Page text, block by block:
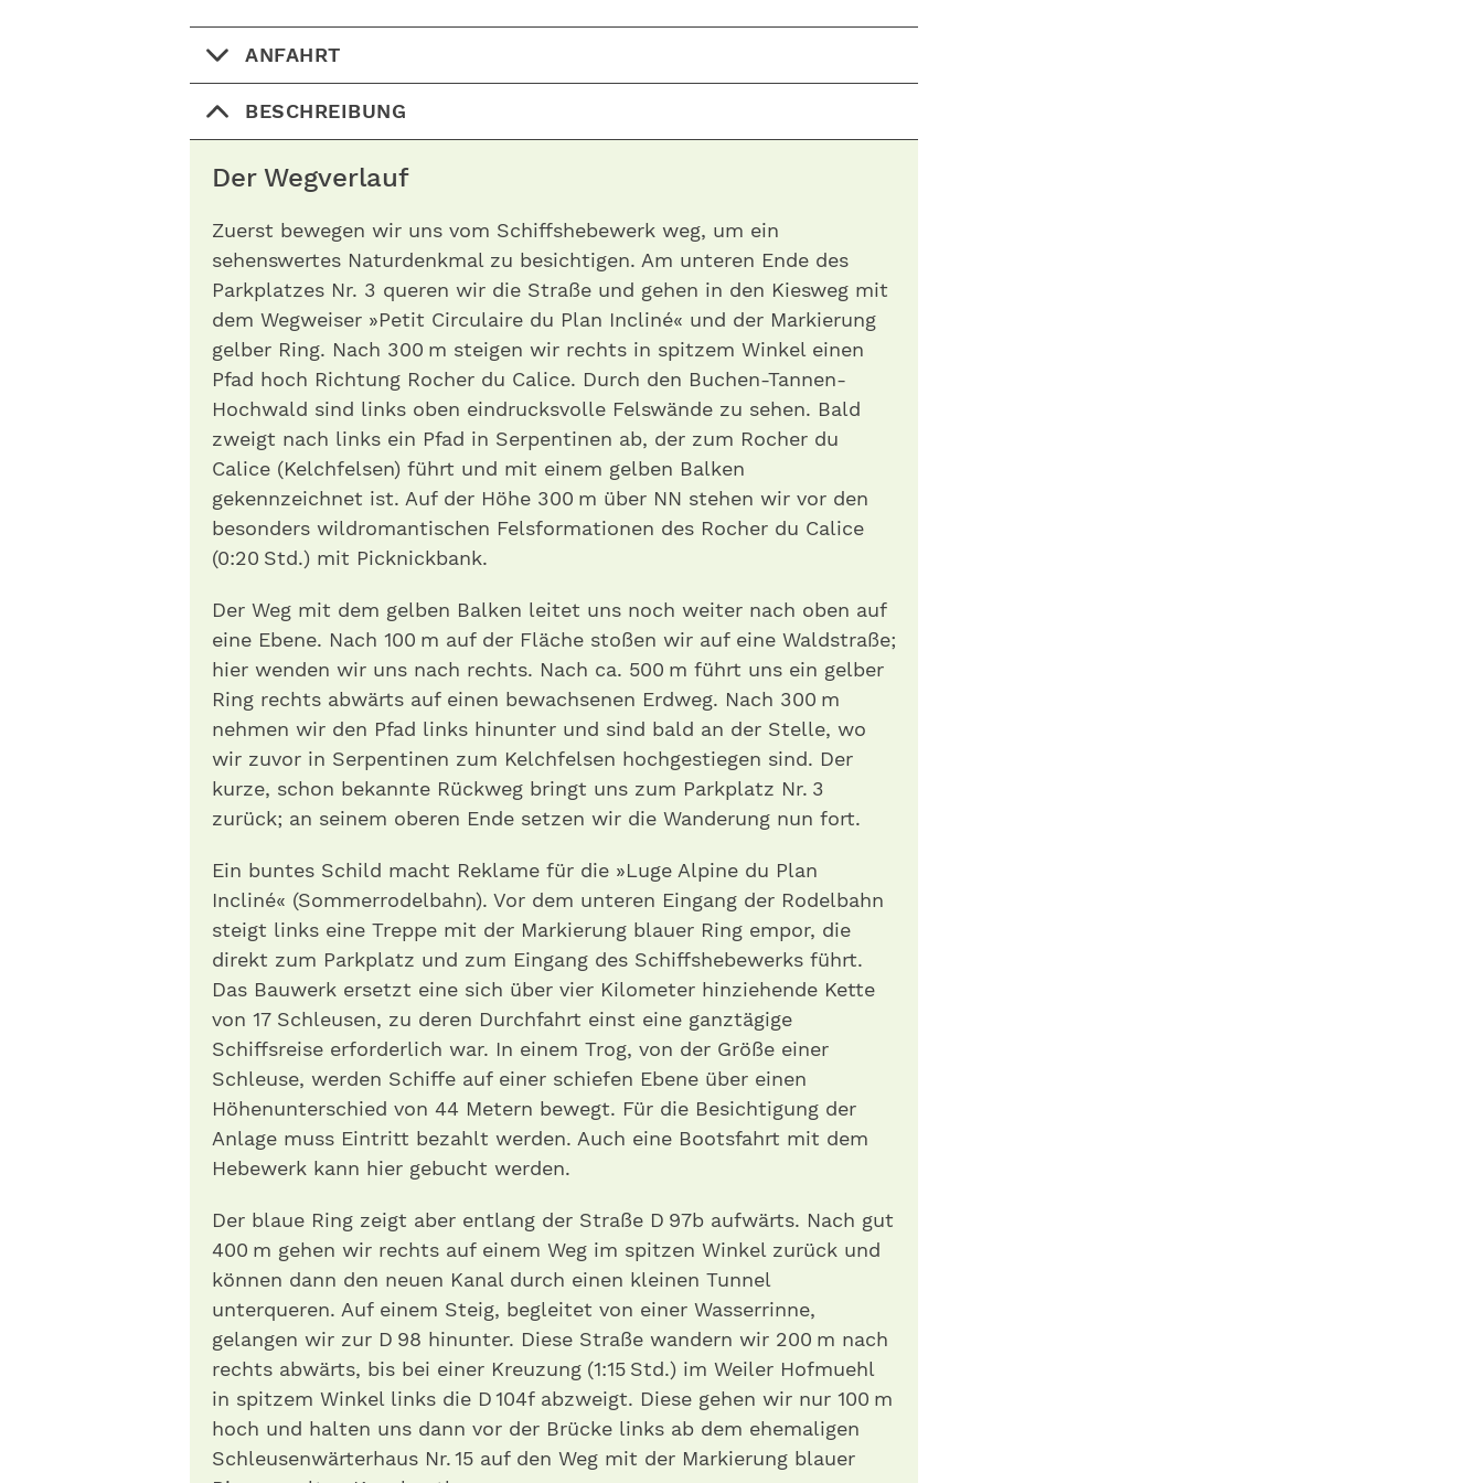
ANFAHRT
BESCHREIBUNG
Der Wegverlauf
Zuerst bewegen wir uns vom Schiffshebewerk weg, um ein
sehenswertes Naturdenkmal zu besichtigen. Am unteren Ende des
Parkplatzes Nr. 3 queren wir die Straße und gehen in den Kiesweg mit
dem Wegweiser »Petit Circulaire du Plan Incliné« und der Markierung
gelber Ring. Nach 300 m steigen wir rechts in spitzem Winkel einen
Pfad hoch Richtung Rocher du Calice. Durch den Buchen-Tannen-
Hochwald sind links oben eindrucksvolle Felswände zu sehen. Bald
zweigt nach links ein Pfad in Serpentinen ab, der zum Rocher du
Calice (Kelchfelsen) führt und mit einem gelben Balken
gekennzeichnet ist. Auf der Höhe 300 m über NN stehen wir vor den
besonders wildromantischen Felsformationen des Rocher du Calice
(0:20 Std.) mit Picknickbank.
Der Weg mit dem gelben Balken leitet uns noch weiter nach oben auf
eine Ebene. Nach 100 m auf der Fläche stoßen wir auf eine Waldstraße;
hier wenden wir uns nach rechts. Nach ca. 500 m führt uns ein gelber
Ring rechts abwärts auf einen bewachsenen Erdweg. Nach 300 m
nehmen wir den Pfad links hinunter und sind bald an der Stelle, wo
wir zuvor in Serpentinen zum Kelchfelsen hochgestiegen sind. Der
kurze, schon bekannte Rückweg bringt uns zum Parkplatz Nr. 3
zurück; an seinem oberen Ende setzen wir die Wanderung nun fort.
Ein buntes Schild macht Reklame für die »Luge Alpine du Plan
Incliné« (Sommerrodelbahn). Vor dem unteren Eingang der Rodelbahn
steigt links eine Treppe mit der Markierung blauer Ring empor, die
direkt zum Parkplatz und zum Eingang des Schiffshebewerks führt.
Das Bauwerk ersetzt eine sich über vier Kilometer hinziehende Kette
von 17 Schleusen, zu deren Durchfahrt einst eine ganztägige
Schiffsreise erforderlich war. In einem Trog, von der Größe einer
Schleuse, werden Schiffe auf einer schiefen Ebene über einen
Höhenunterschied von 44 Metern bewegt. Für die Besichtigung der
Anlage muss Eintritt bezahlt werden. Auch eine Bootsfahrt mit dem
Hebewerk kann hier gebucht werden.
Der blaue Ring zeigt aber entlang der Straße D 97b aufwärts. Nach gut
400 m gehen wir rechts auf einem Weg im spitzen Winkel zurück und
können dann den neuen Kanal durch einen kleinen Tunnel
unterqueren. Auf einem Steig, begleitet von einer Wasserrinne,
gelangen wir zur D 98 hinunter. Diese Straße wandern wir 200 m nach
rechts abwärts, bis bei einer Kreuzung (1:15 Std.) im Weiler Hofmuehl
in spitzem Winkel links die D 104f abzweigt. Diese gehen wir nur 100 m
hoch und halten uns dann vor der Brücke links ab dem ehemaligen
Schleusenwärterhaus Nr. 15 auf den Weg mit der Markierung blauer